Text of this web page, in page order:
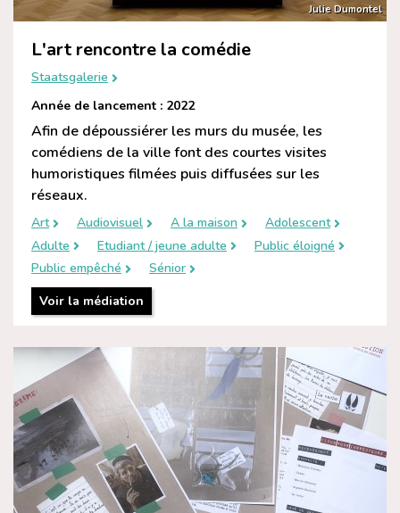
Julie Dumontel
L'art rencontre la comédie
Staatsgalerie
Année de lancement : 2022
Afin de dépoussiérer les murs du musée, les
comédiens de la ville font des courtes visites
humoristiques filmées puis diffusées sur les
réseaux.
Art Audiovisuel A la maison
Adolescent
Adulte
Etudiant / jeune adulte
Public éloigné
Public empêché
Sénior
Voir la médiation